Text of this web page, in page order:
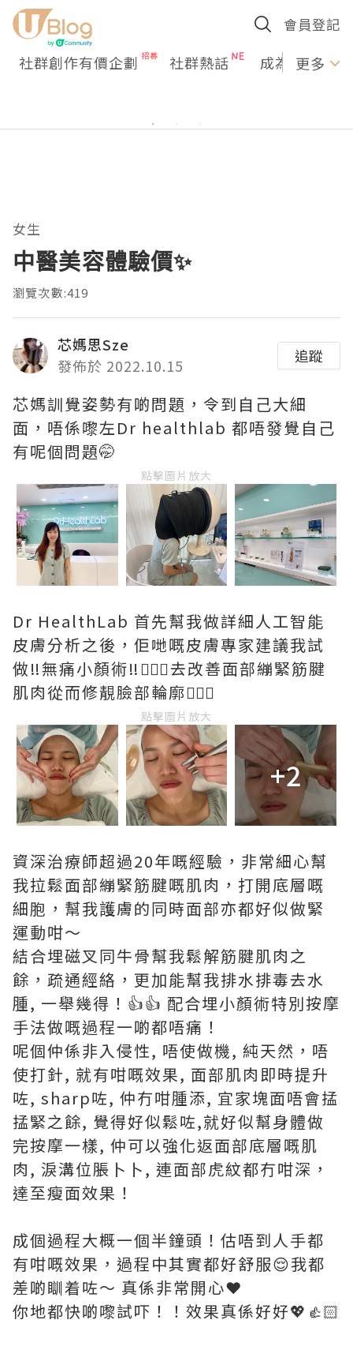
會員登記
社群創作有價企劃 社群熱話 成為U更多
女生
中醫美容體驗價✨
瀏覽次數:419
芯媽思Sze
發佈於 2022.10.15
追蹤
芯媽訓覺姿勢有啲問題，令到自己大細
面，唔係嚟左Dr healthlab 都唔發覺自己
有呢個問題🤭
點擊圖片放大
Dr HealthLab 首先幫我做詳細人工智能
皮膚分析之後，佢哋嘅皮膚專家建議我試
做‼️無痛小顏術‼️🧖🏻‍♀️去改善面部繃緊筋腱
肌肉從而修靚臉部輪廓💆🏻‍♀️
點擊圖片放大
+2
資深治療師超過20年嘅經驗，非常細心幫
我拉鬆面部繃緊筋腱嘅肌肉，打開底層嘅
細胞，幫我護膚的同時面部亦都好似做緊
運動咁～
結合埋磁叉同牛骨幫我鬆解筋腱肌肉之
餘，疏通經絡，更加能幫我排水排毒去水
腫, 一舉幾得！👍👍 配合埋小顏術特別按摩
手法做嘅過程一啲都唔痛！
呢個仲係非入侵性, 唔使做機, 純天然，唔
使打針, 就有咁嘅效果, 面部肌肉即時提升
咗, sharp咗, 仲冇咁腫添, 宜家塊面唔會掹
掹緊之餘, 覺得好似鬆咗,就好似幫身體做
完按摩一樣, 仲可以強化返面部底層嘅肌
肉, 淚溝位脹卜卜, 連面部虎紋都冇咁深，
達至瘦面效果！
成個過程大概一個半鐘頭！估唔到人手都
有咁嘅效果，過程中其實都好舒服😌我都
差啲瞓着咗～ 真係非常開心❤️
你地都快啲嚟試吓！！效果真係好好💖👍🏻